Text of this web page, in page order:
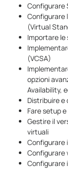
Configurare
Configurare
(Virtual
Importare
(VCSA)
opzioni
Availability,
Distribuire e
Fare setup
Gestire il
virtuali
Configurare
Configurare
Configurare